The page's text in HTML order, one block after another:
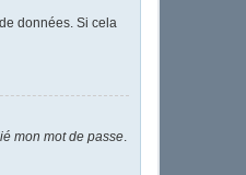
données. Si cela
mon mot de passe.